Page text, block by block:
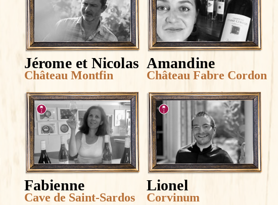
Jérome et Nicolas
Château Montfin
Amandine
Château Fabre Cordon
Fabienne
Cave de Saint-Sardos
Lionel
Corvinum